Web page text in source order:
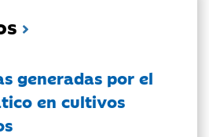
generadas por el
en cultivos